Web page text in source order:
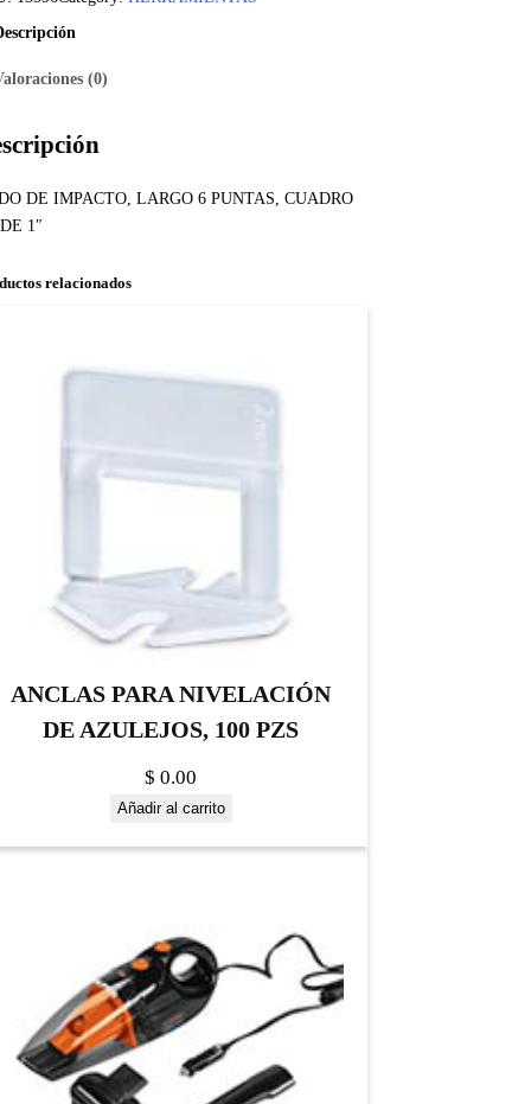
(0)
DE IMPACTO, LARGO 6 PUNTAS, CUADRO
1″
relacionados
ANCLAS PARA NIVELACIÓN
DE AZULEJOS, 100 PZS
$ 0.00
Añadir al carrito